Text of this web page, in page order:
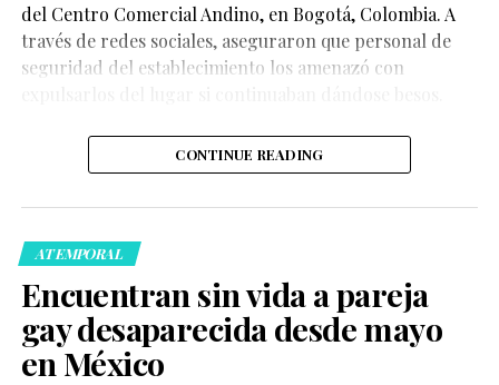
del Centro Comercial Andino, en Bogotá, Colombia. A
través de redes sociales, aseguraron que personal de
seguridad del establecimiento los amenazó con
CONTINUE READING
ATEMPORAL
Encuentran sin vida a pareja
gay desaparecida desde mayo
en México